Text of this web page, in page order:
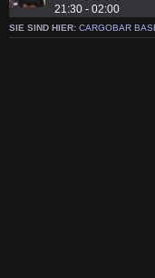
21:30 - 02:00
SIE SIND HIER: CARGOBAR